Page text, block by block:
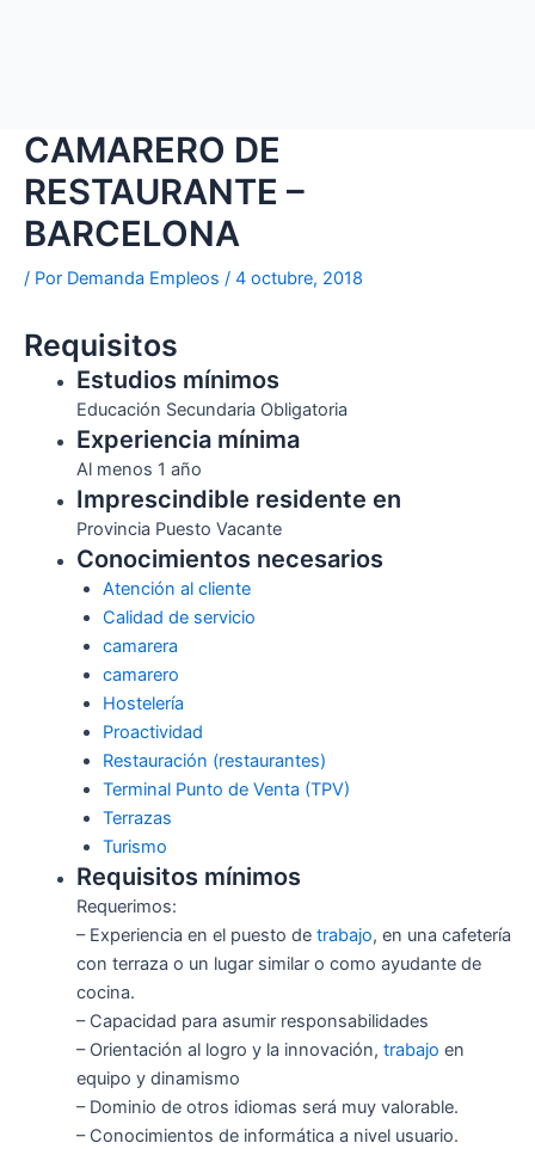
CAMARERO DE
RESTAURANTE –
BARCELONA
/ Por Demanda Empleos / 4 octubre, 2018
Requisitos
Estudios mínimos
Educación Secundaria Obligatoria
Experiencia mínima
Al menos 1 año
Imprescindible residente en
Provincia Puesto Vacante
Conocimientos necesarios
Atención al cliente
Calidad de servicio
camarera
camarero
Hostelería
Proactividad
Restauración (restaurantes)
Terminal Punto de Venta (TPV)
Terrazas
Turismo
Requisitos mínimos
Requerimos:
– Experiencia en el puesto de trabajo, en una cafetería
con terraza o un lugar similar o como ayudante de
cocina.
– Capacidad para asumir responsabilidades
– Orientación al logro y la innovación, trabajo en
equipo y dinamismo
– Dominio de otros idiomas será muy valorable.
– Conocimientos de informática a nivel usuario.